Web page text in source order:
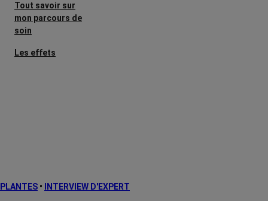
Tout savoir sur
mon parcours de
soin
Les effets
Traitements
PLANTES • INTERVIEW D'EXPERT